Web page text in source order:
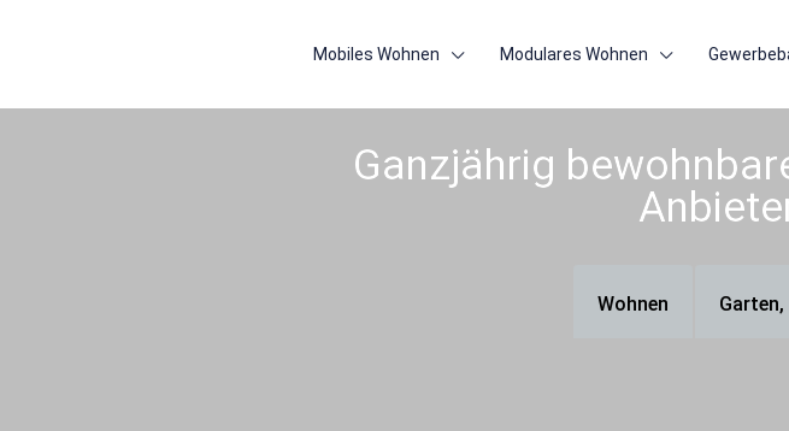
Mobiles Wohnen Modulares Wohnen
Ganzjährig
Wohnen Garten,